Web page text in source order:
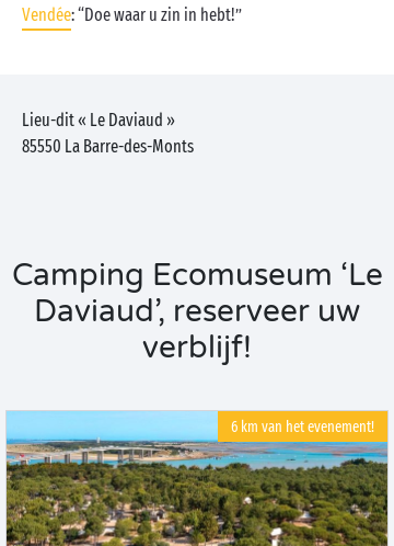
Vendée: “Doe waar u zin in hebt!”
Lieu-dit « Le Daviaud »
85550 La Barre-des-Monts
Camping Ecomuseum ‘Le
Daviaud’, reserveer uw
verblijf!
6 km van het evenement!